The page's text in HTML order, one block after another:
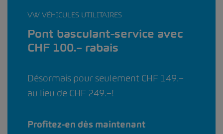
VW VÉHICULES UTILITAIRES
Pont basculant-service avec
CHF 100.– rabais
Désormais pour seulement CHF 149.–
au lieu de CHF 249.–!
Profitez-en dès maintenant